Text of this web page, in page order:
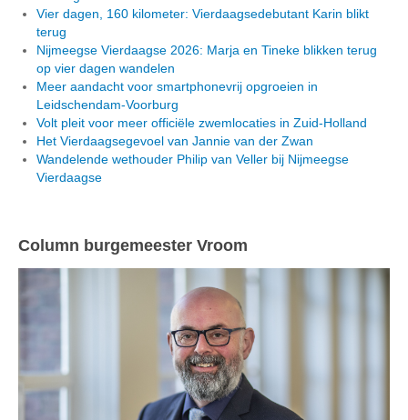
Vier dagen, 160 kilometer: Vierdaagsedebutant Karin blikt
terug
Nijmeegse Vierdaagse 2026: Marja en Tineke blikken terug
op vier dagen wandelen
Meer aandacht voor smartphonevrij opgroeien in
Leidschendam-Voorburg
Volt pleit voor meer officiële zwemlocaties in Zuid-Holland
Het Vierdaagsegevoel van Jannie van der Zwan
Wandelende wethouder Philip van Veller bij Nijmeegse
Vierdaagse
Column burgemeester Vroom